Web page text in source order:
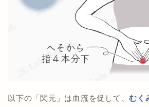
以下の「関元」は血流を促して、むく